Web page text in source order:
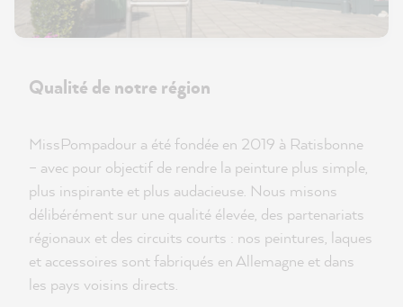
Qualité de notre région
MissPompadour a été fondée en 2019 à Ratisbonne
– avec pour objectif de rendre la peinture plus simple,
plus inspirante et plus audacieuse. Nous misons
délibérément sur une qualité élevée, des partenariats
régionaux et des circuits courts : nos peintures, laques
et accessoires sont fabriqués en Allemagne et dans
les pays voisins directs.